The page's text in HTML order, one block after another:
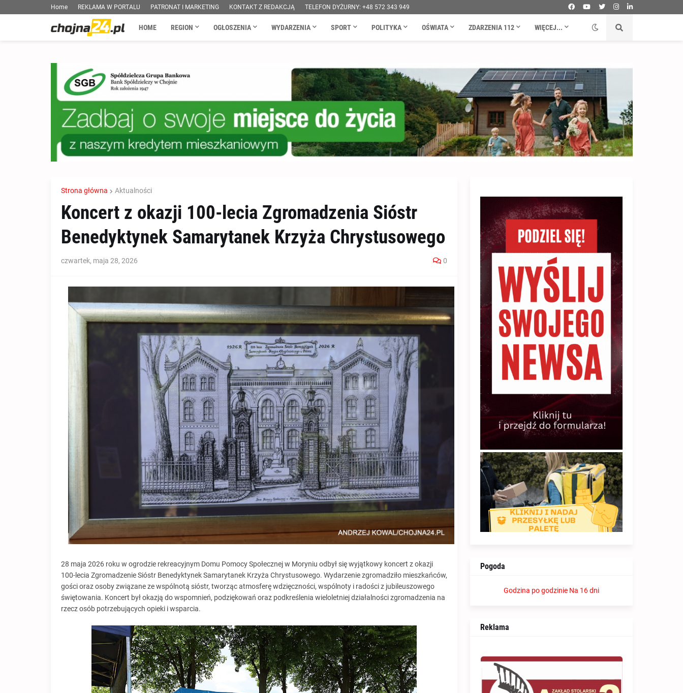
Home REKLAMA W PORTALU PATRONAT I MARKETING KONTAKT Z REDAKCJĄ TELEFON DYŻURNY: +48 572 343 949
HOME REGION OGŁOSZENIA WYDARZENIA SPORT POLITYKA OŚWIATA ZDARZENIA 112 WIĘCEJ...
Strona główna Aktualności
Koncert z okazji 100-lecia Zgromadzenia Sióstr
Benedyktynek Samarytanek Krzyża Chrystusowego
czwartek, maja 28, 2026 0
28 maja 2026 roku w ogrodzie rekreacyjnym Domu Pomocy Społecznej w Moryniu odbył się wyjątkowy koncert z okazji
100-lecia Zgromadzenie Sióstr Benedyktynek Samarytanek Krzyża Chrystusowego. Wydarzenie zgromadziło mieszkańców,
gości oraz osoby związane ze wspólnotą sióstr, tworząc atmosferę wdzięczności, wspólnoty i radości z jubileuszowego
świętowania. Koncert był okazją do wspomnień, podziękowań oraz podkreślenia wieloletniej działalności zgromadzenia na
rzecz osób potrzebujących opieki i wsparcia.
Pogoda
Godzina po godzinie Na 16 dni
Reklama